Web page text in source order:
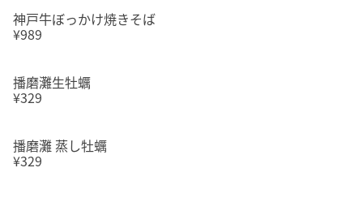
神戸牛ぼっかけ焼きそば
¥989
播磨灘生牡蠣
¥329
播磨灘 蒸し牡蠣
¥329